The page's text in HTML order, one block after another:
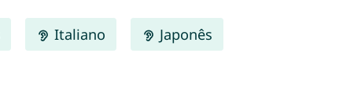
Italiano Japonês